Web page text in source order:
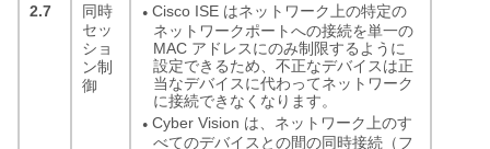
2.7
同時
セッ
ショ
ン制
御
● Cisco ISE はネットワーク上の特定の
ネットワークポートへの接続を単一の
MAC アドレスにのみ制限するように
設定できるため、不正なデバイスは正
当なデバイスに代わってネットワーク
に接続できなくなります。
● Cyber Vision は、ネットワーク上のす
べてのデバイスとの間の同時接続（フ